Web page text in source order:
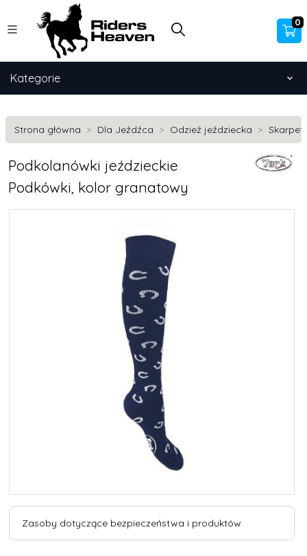
0
Kategorie
Strona główna Dla Jeźdźca Odzież jeździecka
Podkolanówki jeździeckie
Podkówki, kolor granatowy
Zasoby dotyczące bezpieczeństwa i produktów